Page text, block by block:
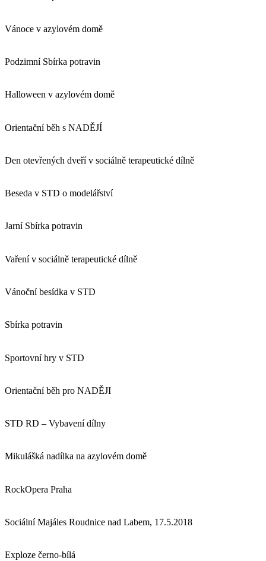
Vánoce v azylovém domě
Podzimní Sbírka potravin
Halloween v azylovém domě
Orientační běh s NADĚJÍ
Den otevřených dveří v sociálně terapeutické dílně
Beseda v STD o modelářství
Jarní Sbírka potravin
Vaření v sociálně terapeutické dílně
Vánoční besídka v STD
Sbírka potravin
Sportovní hry v STD
Orientační běh pro NADĚJI
STD RD – Vybavení dílny
Mikulášká nadílka na azylovém domě
RockOpera Praha
Sociální Majáles Roudnice nad Labem, 17.5.2018
Exploze černo-bílá